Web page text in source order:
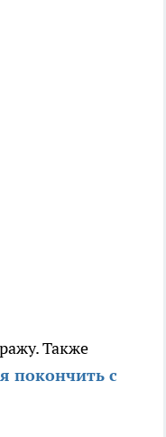
Также
покончить с